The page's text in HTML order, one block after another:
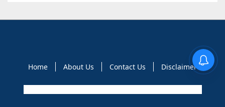
Home About Us Contact Us Disclaimer